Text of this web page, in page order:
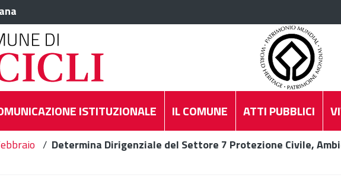
ISTITUZIONALE IL COMUNE ATTI PUBBLICI
/ Determina Dirigenziale del Settore 7 Protezione Civile,